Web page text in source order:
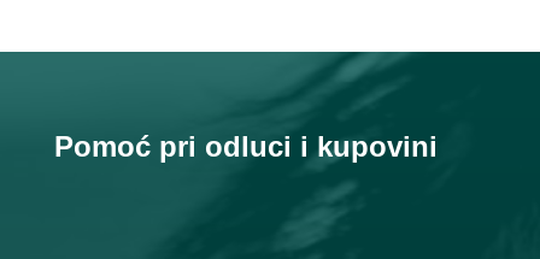
Pomoć pri odluci i kupovini